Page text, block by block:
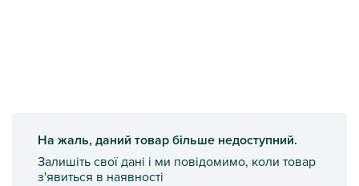
На жаль, даний товар більше недоступний.
Залишіть свої дані і ми повідомимо, коли товар
з'явиться в наявності